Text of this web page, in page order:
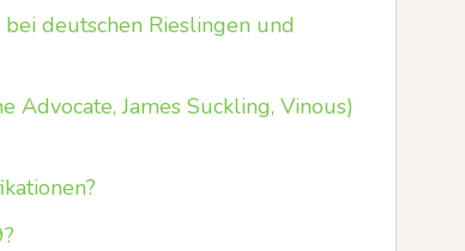
deutschen Rieslingen und
James Suckling, Vinous)